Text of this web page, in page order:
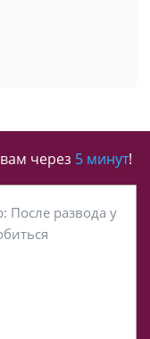
через 5 минут!